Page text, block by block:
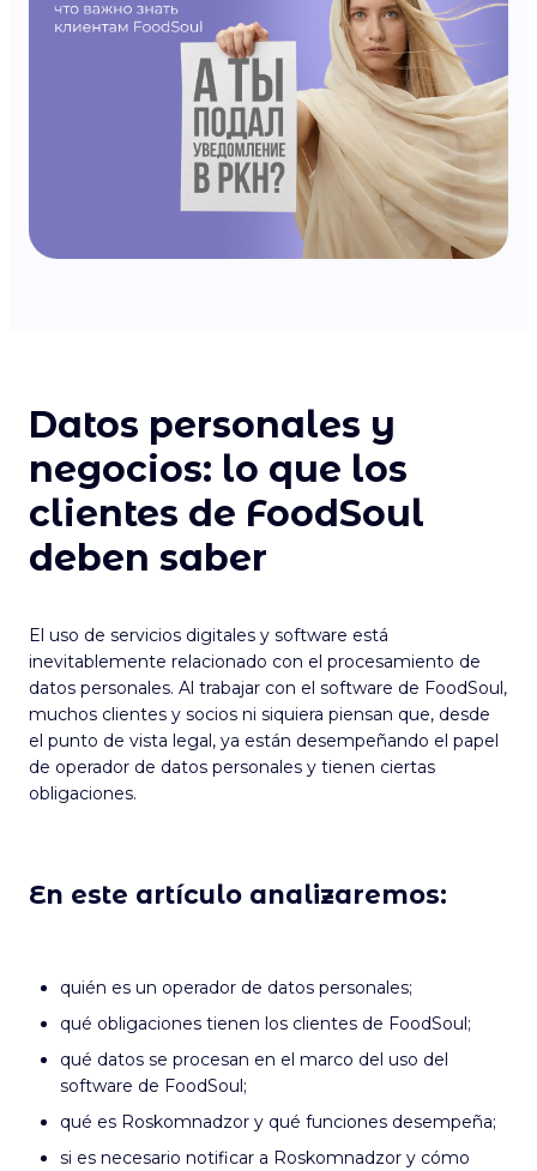
Datos personales y
negocios: lo que los
clientes de FoodSoul
deben saber
El uso de servicios digitales y software está
inevitablemente relacionado con el procesamiento de
datos personales. Al trabajar con el software de FoodSoul,
muchos clientes y socios ni siquiera piensan que, desde
el punto de vista legal, ya están desempeñando el papel
de operador de datos personales y tienen ciertas
obligaciones.
En este artículo analizaremos:
quién es un operador de datos personales;
qué obligaciones tienen los clientes de FoodSoul;
qué datos se procesan en el marco del uso del
software de FoodSoul;
qué es Roskomnadzor y qué funciones desempeña;
si es necesario notificar a Roskomnadzor y cómo